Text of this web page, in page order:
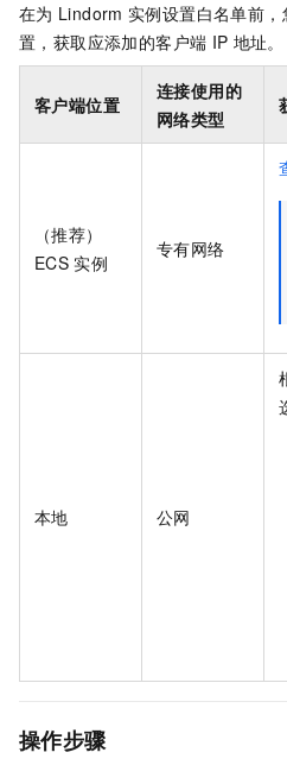
在为 Lindorm 实例设置白名单前
置，获取应添加的客户端 IP 地址。
客户端位置
连接使用的
网络类型
（推荐）
ECS 实例
专有网络
本地 公网
操作步骤